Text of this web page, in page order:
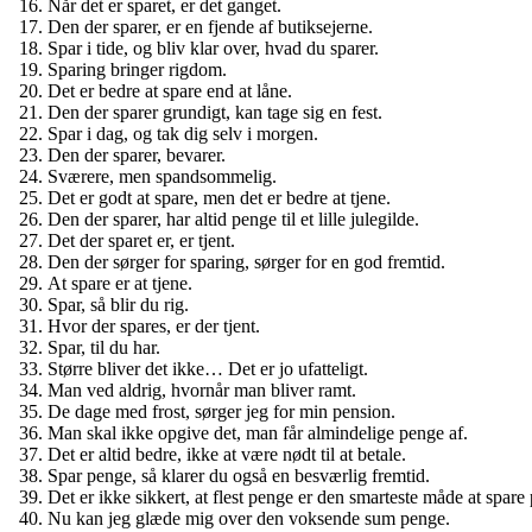
Når det er sparet, er det ganget.
Den der sparer, er en fjende af butiksejerne.
Spar i tide, og bliv klar over, hvad du sparer.
Sparing bringer rigdom.
Det er bedre at spare end at låne.
Den der sparer grundigt, kan tage sig en fest.
Spar i dag, og tak dig selv i morgen.
Den der sparer, bevarer.
Sværere, men spandsommelig.
Det er godt at spare, men det er bedre at tjene.
Den der sparer, har altid penge til et lille julegilde.
Det der sparet er, er tjent.
Den der sørger for sparing, sørger for en god fremtid.
At spare er at tjene.
Spar, så blir du rig.
Hvor der spares, er der tjent.
Spar, til du har.
Større bliver det ikke… Det er jo ufatteligt.
Man ved aldrig, hvornår man bliver ramt.
De dage med frost, sørger jeg for min pension.
Man skal ikke opgive det, man får almindelige penge af.
Det er altid bedre, ikke at være nødt til at betale.
Spar penge, så klarer du også en besværlig fremtid.
Det er ikke sikkert, at flest penge er den smarteste måde at spare
Nu kan jeg glæde mig over den voksende sum penge.